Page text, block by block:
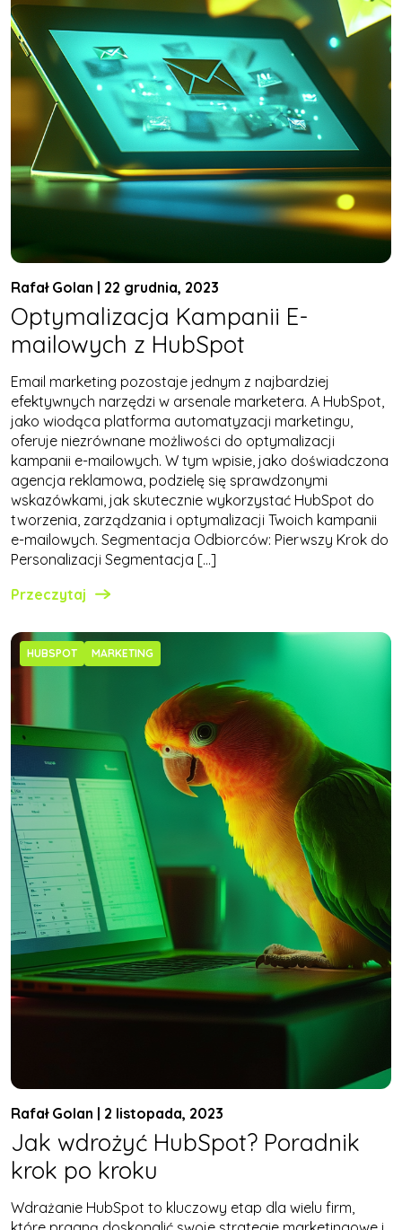
Rafał Golan | 22 grudnia, 2023
Optymalizacja Kampanii E-
mailowych z HubSpot
Email marketing pozostaje jednym z najbardziej
efektywnych narzędzi w arsenale marketera. A HubSpot,
jako wiodąca platforma automatyzacji marketingu,
oferuje niezrównane możliwości do optymalizacji
kampanii e-mailowych. W tym wpisie, jako doświadczona
agencja reklamowa, podzielę się sprawdzonymi
wskazówkami, jak skutecznie wykorzystać HubSpot do
tworzenia, zarządzania i optymalizacji Twoich kampanii
e-mailowych. Segmentacja Odbiorców: Pierwszy Krok do
Personalizacji Segmentacja […]
Przeczytaj
HUBSPOT MARKETING
Rafał Golan | 2 listopada, 2023
Jak wdrożyć HubSpot? Poradnik
krok po kroku
Wdrażanie HubSpot to kluczowy etap dla wielu firm,